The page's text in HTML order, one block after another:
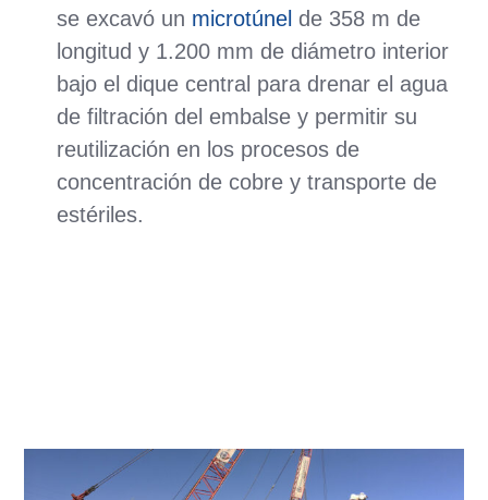
se excavó un microtúnel de 358 m de
longitud y 1.200 mm de diámetro interior
bajo el dique central para drenar el agua
de filtración del embalse y permitir su
reutilización en los procesos de
concentración de cobre y transporte de
estériles.